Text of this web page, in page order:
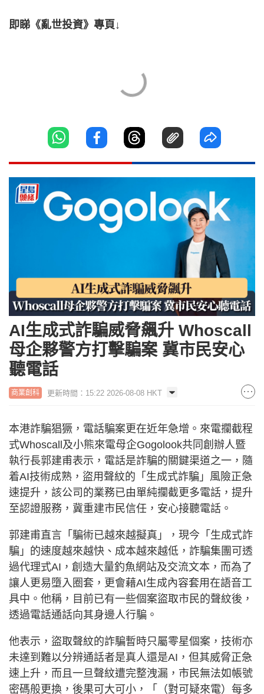
即睇《亂世投資》專頁↓
AI生成式詐騙威脅飆升 Whoscall
母企夥警方打擊騙案 冀市民安心
聽電話
商業創科 更新時間：15:22 2026-08-08 HKT
本港詐騙猖獗，電話騙案更在近年急增。來電攔截程
式Whoscall及小熊來電母企Gogolook共同創辦人暨
執行長郭建甫表示，電話是詐騙的關鍵渠道之一，隨
着AI技術成熟，盜用聲紋的「生成式詐騙」風險正急
速提升，該公司的業務已由單純攔截更多電話，提升
至認證服務，冀重建市民信任，安心接聽電話。
郭建甫直言「騙術已越來越擬真」，現今「生成式詐
騙」的速度越來越快、成本越來越低，詐騙集團可透
過代理式AI，創造大量釣魚網站及交流文本，而為了
讓人更易墮入圈套，更會藉AI生成內容套用在語音工
具中。他稱，目前已有一些個案盜取市民的聲紋後，
透過電話通話向其身邊人行騙。
他表示，盜取聲紋的詐騙暫時只屬零星個案，技術亦
未達到難以分辨通話者是真人還是AI，但其威脅正急
速上升，而且一旦聲紋遭完整洩漏，市民無法如帳號
密碼般更換，後果可大可小，「（對可疑來電）每多